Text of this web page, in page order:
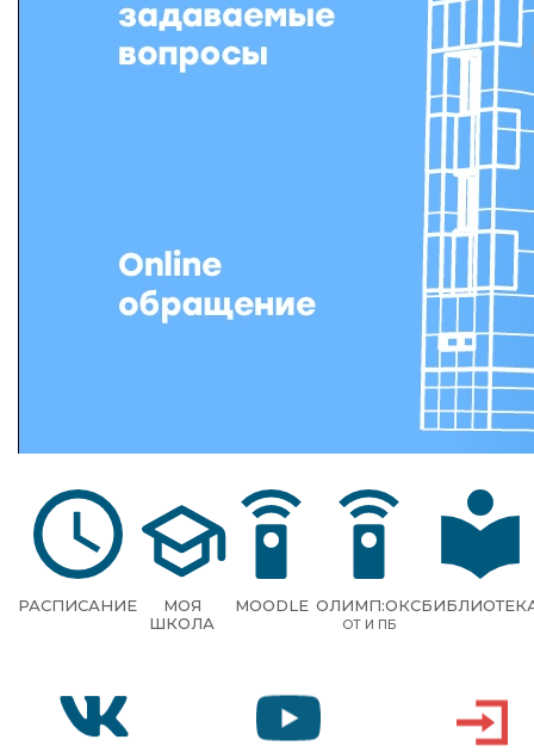
РАСПИСАНИЕ
МОЯ
ШКОЛА
MOODLE ОЛИМП:ОКС
ОТ И ПБ